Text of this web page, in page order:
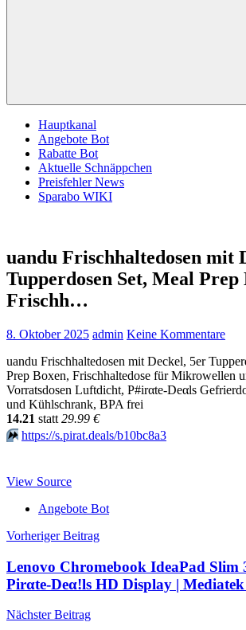
Hauptkanal
Angebote Bot
Rabatte Bot
Aktuelle Schnäppchen
Preisfehler News
Sparabo WIKI
uandu Frischhaltedosen mit
Tupperdosen Set, Meal Prep
Frischh…
8. Oktober 2025 admin Keine Kommentare
uandu Frischhaltedosen mit Deckel, 5er
Prep Boxen, Frischhaltedose für Mikrowellen
Vorratsdosen Luftdicht, P#irαtе-Dеαls
und Kühlschrank, BPA frei
14.21 statt 29.99 €
⏩️ https://s.pirat.deals/b10bc8a3
View Source
Angebote Bot
Beitragsnavigation
Vorheriger Beitrag
Lenovo Chromebook IdeaPad Slim
Pirαtе-Dеα!ls HD Display |
Nächster Beitrag